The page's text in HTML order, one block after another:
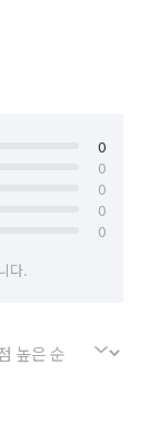
0
0
0
0
0
다.